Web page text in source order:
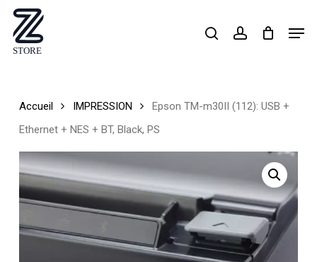
Skip
main
searchaccount
Accueil IMPRESSION
Epson TM-m30II (112): USB +
Ethernet + NES + BT, Black, PS